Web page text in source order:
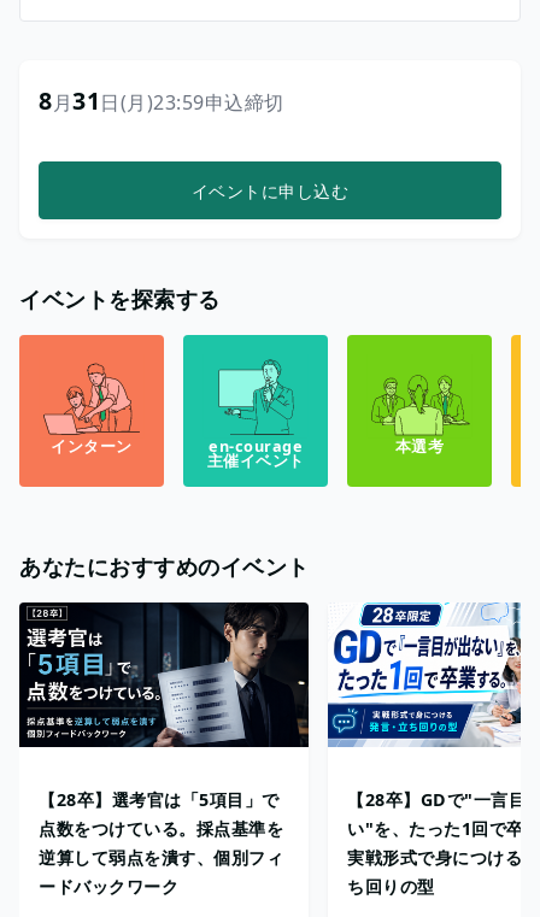
イベントを探索する
インターン en-courage
主催イベント
本選考
あなたにおすすめのイベント
【28卒】選考官は「5項目」で
点数をつけている。採点基準を
逆算して弱点を潰す、個別フィ
ードバックワーク
【28卒】GDで"一言目
い"を、たった1回で卒
実戦形式で身につける
ち回りの型
8月31日(月)23:59申込締切
イベントに申し込む